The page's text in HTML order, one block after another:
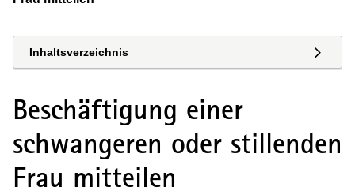
Inhaltsverzeichnis
Beschäftigung einer
schwangeren oder stillenden
Frau mitteilen